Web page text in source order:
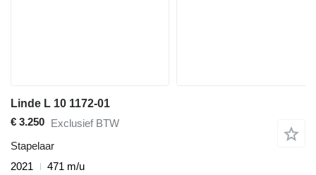
Linde L 10 1172-01
€ 3.250 Exclusief BTW
Stapelaar
2021
471 m/u